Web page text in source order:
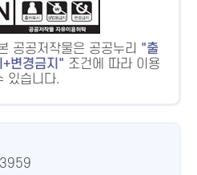
공공저작물은 공공누리
출
변경금지
조건에 따라 이용
있습니다.